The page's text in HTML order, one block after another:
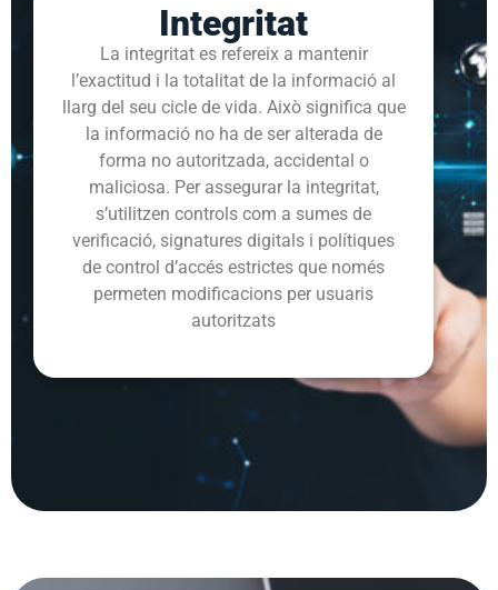
Integritat
La integritat es refereix a mantenir
l’exactitud i la totalitat de la informació al
llarg del seu cicle de vida. Això significa que
la informació no ha de ser alterada de
forma no autoritzada, accidental o
maliciosa. Per assegurar la integritat,
s’utilitzen controls com a sumes de
verificació, signatures digitals i polítiques
de control d’accés estrictes que només
permeten modificacions per usuaris
autoritzats